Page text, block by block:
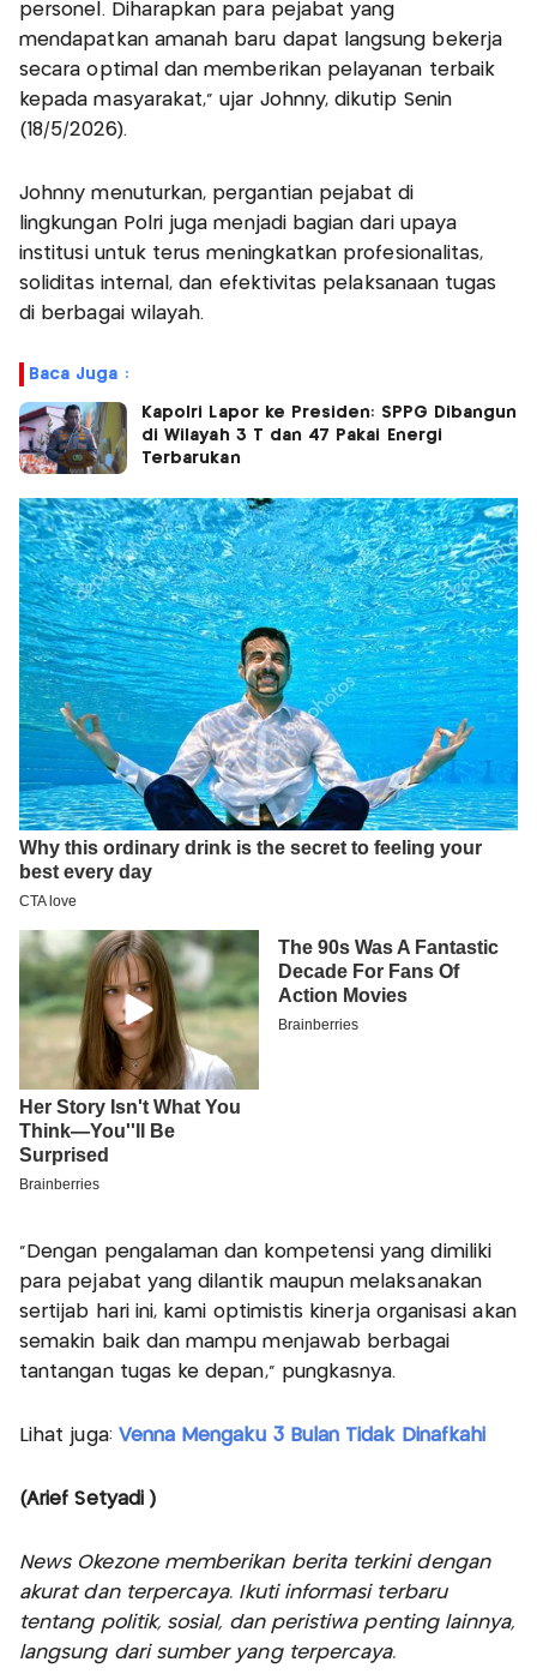
personel. Diharapkan para pejabat yang
mendapatkan amanah baru dapat langsung bekerja
secara optimal dan memberikan pelayanan terbaik
kepada masyarakat,” ujar Johnny, dikutip Senin
(18/5/2026).
Johnny menuturkan, pergantian pejabat di
lingkungan Polri juga menjadi bagian dari upaya
institusi untuk terus meningkatkan profesionalitas,
soliditas internal, dan efektivitas pelaksanaan tugas
di berbagai wilayah.
Baca Juga :
Kapolri Lapor ke Presiden: SPPG Dibangun
di Wilayah 3 T dan 47 Pakai Energi
Terbarukan
“Dengan pengalaman dan kompetensi yang dimiliki
para pejabat yang dilantik maupun melaksanakan
sertijab hari ini, kami optimistis kinerja organisasi akan
semakin baik dan mampu menjawab berbagai
tantangan tugas ke depan,” pungkasnya.
Lihat juga: Venna Mengaku 3 Bulan Tidak Dinafkahi
(Arief Setyadi )
News Okezone memberikan berita terkini dengan
akurat dan terpercaya. Ikuti informasi terbaru
tentang politik, sosial, dan peristiwa penting lainnya,
langsung dari sumber yang terpercaya.